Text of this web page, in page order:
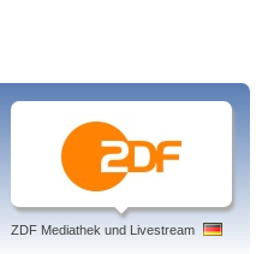
ZDF Mediathek und Livestream